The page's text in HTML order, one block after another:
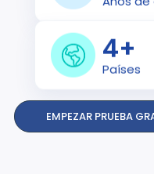
4+
Países
EMPEZAR PRUEBA